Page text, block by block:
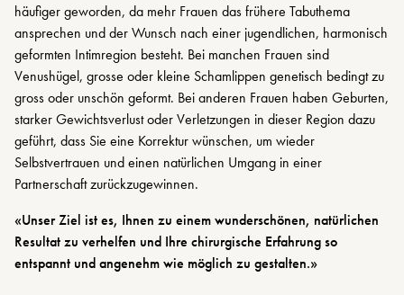
häufiger geworden, da mehr Frauen das frühere Tabuthema
ansprechen und der Wunsch nach einer jugendlichen, harmonisch
geformten Intimregion besteht. Bei manchen Frauen sind
Venushügel, grosse oder kleine Schamlippen genetisch bedingt zu
gross oder unschön geformt. Bei anderen Frauen haben Geburten,
starker Gewichtsverlust oder Verletzungen in dieser Region dazu
geführt, dass Sie eine Korrektur wünschen, um wieder
Selbstvertrauen und einen natürlichen Umgang in einer
Partnerschaft zurückzugewinnen.
«Unser Ziel ist es, Ihnen zu einem wunderschönen, natürlichen
Resultat zu verhelfen und Ihre chirurgische Erfahrung so
entspannt und angenehm wie möglich zu gestalten.»